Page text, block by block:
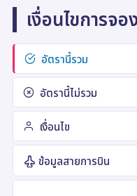
เงื่อนไขการจอ
อัตรานี้รวม
อัตรานี้ไม่รวม
เงื่อนไข
ข้อมูลสายการบิน